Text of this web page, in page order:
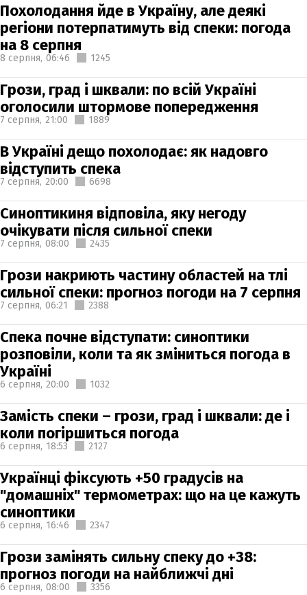
Похолодання йде в Україну, але деякі
регіони потерпатимуть від спеки: погода
на 8 серпня
8 серпня, 06:46 1245
Грози, град і шквали: по всій Україні
оголосили штормове попередження
7 серпня, 21:00 1889
В Україні дещо похолодає: як надовго
відступить спека
7 серпня, 20:00 6698
Синоптикиня відповіла, яку негоду
очікувати після сильної спеки
7 серпня, 08:00 2435
Грози накриють частину областей на тлі
сильної спеки: прогноз погоди на 7 серпня
7 серпня, 06:21 2388
Спека почне відступати: синоптики
розповіли, коли та як зміниться погода в
Україні
6 серпня, 20:00 1032
Замість спеки – грози, град і шквали: де і
коли погіршиться погода
6 серпня, 18:53 2127
Українці фіксують +50 градусів на
"домашніх" термометрах: що на це кажуть
синоптики
6 серпня, 16:46 2347
Грози замінять сильну спеку до +38:
прогноз погоди на найближчі дні
6 серпня, 08:00 3356